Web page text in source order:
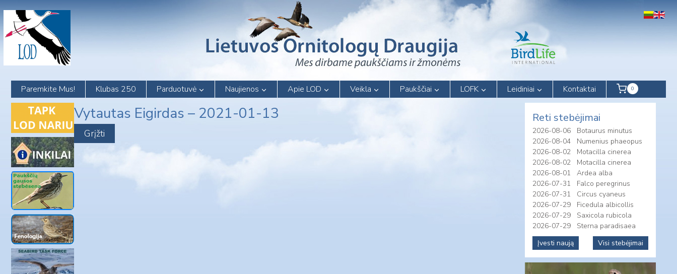
content
Paremkite Mus! Klubas 250 Parduotuvė Naujienos Apie LOD Veikla Paukščiai LOFK Leidiniai Kontaktai 0
Vytautas Eigirdas – 2021-01-13 Reti stebėjimai
2026-08-06
Botaurus minutus
2026-08-04
Numenius phaeopus
2026-08-02
Motacilla cinerea
2026-08-02
Motacilla cinerea
2026-08-01
Ardea alba
2026-07-31
Falco peregrinus
2026-07-31
Circus cyaneus
2026-07-29
Ficedula albicollis
2026-07-29
Saxicola rubicola
2026-07-29
Sterna paradisaea
Įvesti naują
Visi stebėjimai